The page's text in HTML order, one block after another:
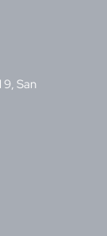
9, San